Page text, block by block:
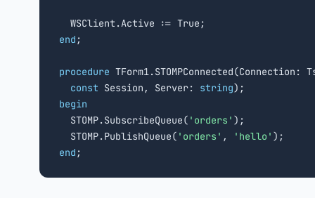
end ;
procedure TForm1.STOMPConnected(Connection:
const Session, Server: string
begin
STOMP.SubscribeQueue( 'orders' );
  STOMP.PublishQueue(
'orders' , 'hello'
end ;